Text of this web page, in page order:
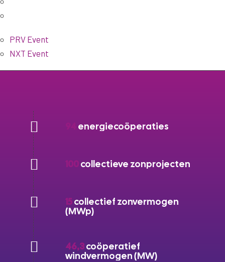
PRV Event
NXT Event
energiecoöperaties
100collectieve zonprojecten
15collectief zonvermogen
(MWp)
46,3coöperatief
windvermogen (MW)